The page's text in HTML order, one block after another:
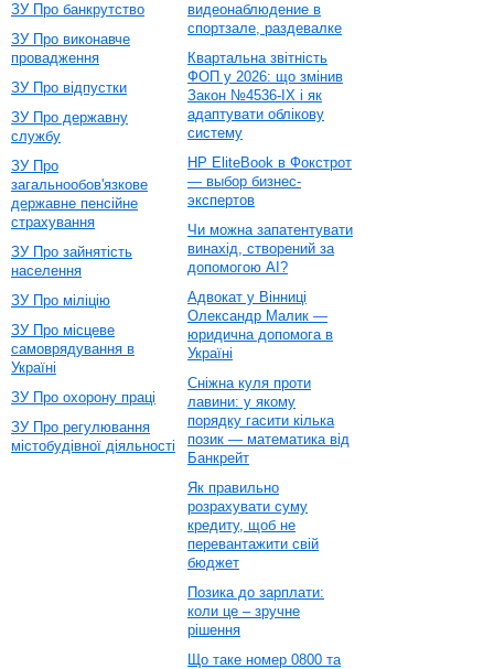
ЗУ Про банкрутство
ЗУ Про виконавче
провадження
ЗУ Про відпустки
ЗУ Про державну
службу
ЗУ Про
загальнообов'язкове
державне пенсійне
страхування
ЗУ Про зайнятість
населення
ЗУ Про міліцію
ЗУ Про місцеве
самоврядування в
Україні
ЗУ Про охорону праці
ЗУ Про регулювання
містобудівної діяльності
видеонаблюдение в
спортзале, раздевалке
Квартальна звітність
ФОП у 2026: що змінив
Закон №4536-IX і як
адаптувати облікову
систему
HP EliteBook в Фокстрот
— выбор бизнес-
экспертов
Чи можна запатентувати
винахід, створений за
допомогою AI?
Адвокат у Вінниці
Олександр Малик —
юридична допомога в
Україні
Сніжна куля проти
лавини: у якому
порядку гасити кілька
позик — математика від
Банкрейт
Як правильно
розрахувати суму
кредиту, щоб не
перевантажити свій
бюджет
Позика до зарплати:
коли це – зручне
рішення
Що таке номер 0800 та